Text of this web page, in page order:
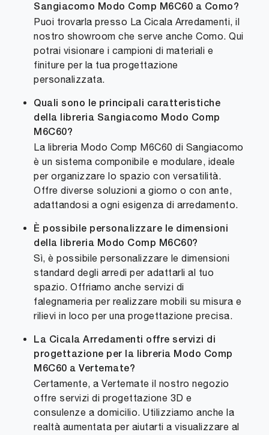
Sangiacomo Modo Comp M6C60 a Como?
Puoi trovarla presso La Cicala Arredamenti, il
nostro showroom che serve anche Como. Qui
potrai visionare i campioni di materiali e
finiture per la tua progettazione
personalizzata.
Quali sono le principali caratteristiche
della libreria Sangiacomo Modo Comp
M6C60?
La libreria Modo Comp M6C60 di Sangiacomo
è un sistema componibile e modulare, ideale
per organizzare lo spazio con versatilità.
Offre diverse soluzioni a giorno o con ante,
adattandosi a ogni esigenza di arredamento.
È possibile personalizzare le dimensioni
della libreria Modo Comp M6C60?
Sì, è possibile personalizzare le dimensioni
standard degli arredi per adattarli al tuo
spazio. Offriamo anche servizi di
falegnameria per realizzare mobili su misura e
rilievi in loco per una progettazione precisa.
La Cicala Arredamenti offre servizi di
progettazione per la libreria Modo Comp
M6C60 a Vertemate?
Certamente, a Vertemate il nostro negozio
offre servizi di progettazione 3D e
consulenze a domicilio. Utilizziamo anche la
realtà aumentata per aiutarti a visualizzare al